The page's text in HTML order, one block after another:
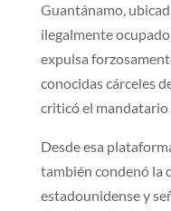
Guantánamo,
ilegalmente
expulsa
conocidas cárceles
criticó el mandatario
Desde esa
también condenó la
estadounidense y